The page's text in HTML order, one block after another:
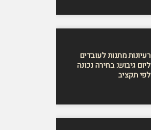
רעיונות מתנות לעובדים
ליום גיבוש: בחירה נכונה
לפי תקציב